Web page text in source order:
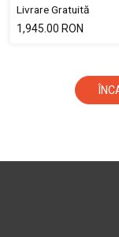
Livrare Gratuită
1,945.00 RON